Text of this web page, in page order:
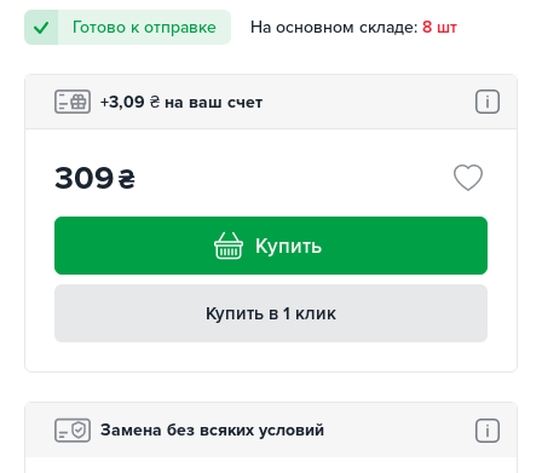
Готово к отправке На основном складе: 8 шт
+3,09 ₴ на ваш счет
309₴
Купить
Купить в 1 клик
Замена без всяких условий